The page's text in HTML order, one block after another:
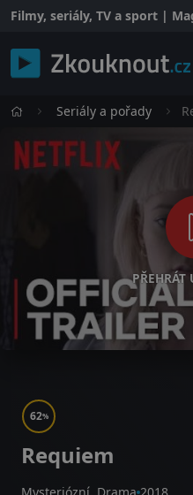
Filmy, seriály, TV a sport |
Seriály a pořady
PŘEHRÁT
62%
Requiem